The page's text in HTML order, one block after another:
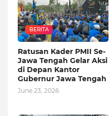
BERITA
Ratusan Kader PMII Se-
Jawa Tengah Gelar Aksi
di Depan Kantor
Gubernur Jawa Tengah
June 23, 2026